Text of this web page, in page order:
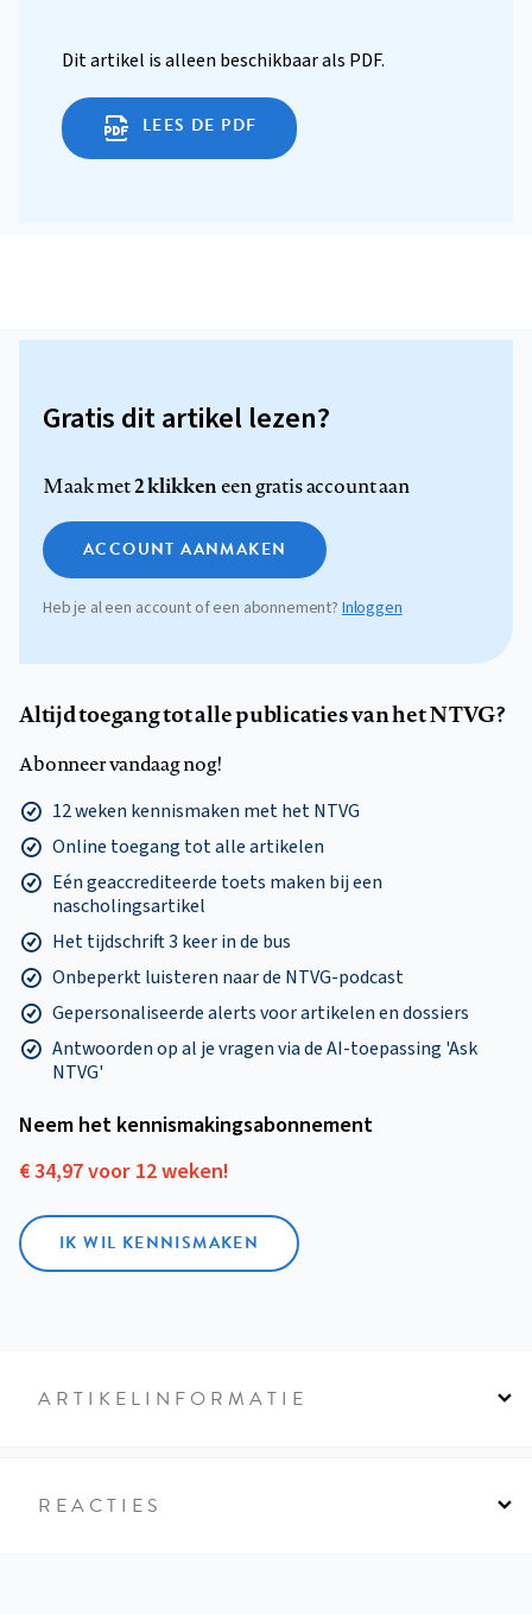
Dit artikel is alleen beschikbaar als PDF.
LEES DE PDF
Gratis dit artikel lezen?
Maak met2 klikkeneen gratis account aan
ACCOUNT AANMAKEN
Heb je al een account of een abonnement? Inloggen
Altijd toegang tot alle publicaties van het NTVG?
Abonneer vandaag nog!
12 weken kennismaken met het NTVG
Online toegang tot alle artikelen
Eén geaccrediteerde toets maken bij een
nascholingsartikel
Het tijdschrift 3 keer in de bus
Onbeperkt luisteren naar de NTVG-podcast
Gepersonaliseerde alerts voor artikelen en dossiers
Antwoorden op al je vragen via de AI-toepassing 'Ask
NTVG'
Neem het kennismakings­abonnement
€ 34,97 voor 12 weken!
IK WIL KENNISMAKEN
ARTIKELINFORMATIE
REACTIES